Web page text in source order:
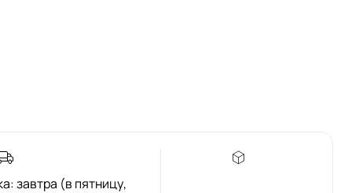
завтра (в пятницу,